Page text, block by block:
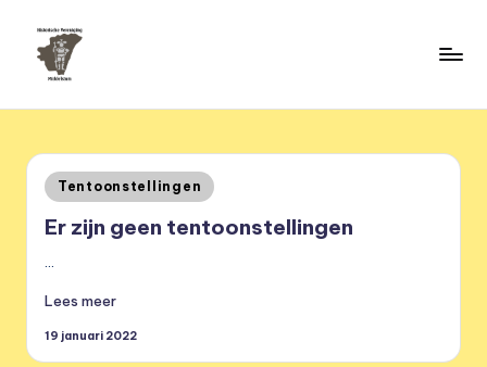
s
t
o
ri
s
c
Geplaatst
in
Tentoonstellingen
Er zijn geen tentoonstellingen
…
Lees meer
19 januari 2022